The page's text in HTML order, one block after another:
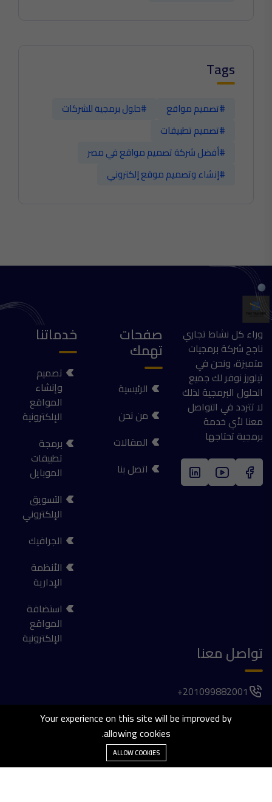
Tags
#تصميم مواقع
#حلول برمجية للشركات
#تصميم تطبيقات
#أفضل شركة تصميم مواقع في مصر
#إنشاء وتصميم موقع إلكتروني
وراء كل نشاط تجاري
ناجح شركة برمجيات
متميزة، ونحن في
تيلورز نوفر لك جميع
الحلول البرمجية لذلك
لا تتردد في التواصل
معنا لأي خدمة
برمجية تحتاجها
صفحات
تهمك
الرئيسية
من نحن
المقالات
اتصل بنا
خدماتنا
تصميم
وإنشاء
المواقع
الإلكترونية
برمجة
تطبيقات
الموبايل
التسويق
الإلكتروني
الجرافيك
الأنظمة
الإدارية
استضافة
المواقع
الإلكترونية
تواصل معنا
201099882001+
فيلا 1037, الحي الأول , المجاورة الخامسة , 6 اكتوبر
agaber@thetailorsdev.com
Your experience on this site will be improved by
allowing cookies.
ALLOW COOKIES